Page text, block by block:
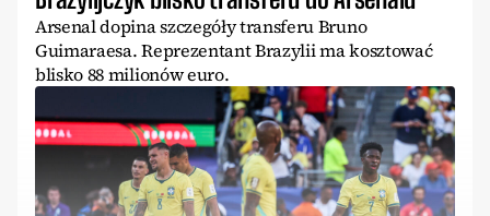
Arsenal dopina szczegóły transferu Bruno
Guimaraesa. Reprezentant Brazylii ma kosztować
blisko 88 milionów euro.